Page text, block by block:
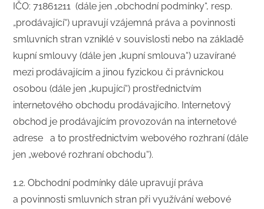
IČO: 71861211 (dále jen „obchodní podmínky“, resp.
„prodávající“) upravují vzájemná práva a povinnosti
smluvních stran vzniklé v souvislosti nebo na základě
kupní smlouvy (dále jen „kupní smlouva“) uzavírané
mezi prodávajícím a jinou fyzickou či právnickou
osobou (dále jen „kupující“) prostřednictvím
internetového obchodu prodávajícího. Internetový
obchod je prodávajícím provozován na internetové
adrese a to prostřednictvím webového rozhraní (dále
jen „webové rozhraní obchodu“).
1.2. Obchodní podmínky dále upravují práva
a povinnosti smluvních stran při využívání webové